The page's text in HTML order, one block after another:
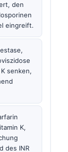
den
eingreift.
senken,
K,
des INR